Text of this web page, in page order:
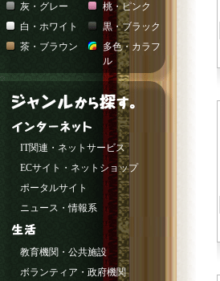
灰・グレー
桃・ピンク
白・ホワイト
黒・ブラック
茶・ブラウン
多色・カラフ
ル
IT関連・ネットサービス
ECサイト・ネットショップ
ポータルサイト
ニュース・情報系
教育機関・公共施設
ボランティア・政府機関